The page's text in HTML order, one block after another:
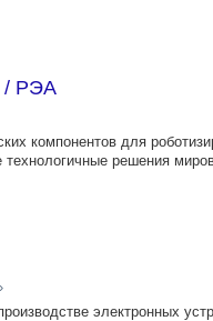
/ РЭА
компонентов для
решения
электронных